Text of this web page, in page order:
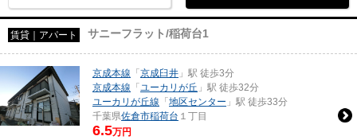
賃貸｜アパート サニーフラット/稲荷台1
京成本線 「 京成臼井 」駅 徒歩3分
京成本線 「 ユーカリが丘 」駅 徒歩32分
ユーカリが丘線 「 地区センター 」駅 徒歩33分
千葉県佐倉市稲荷台 １丁目
6.5万円